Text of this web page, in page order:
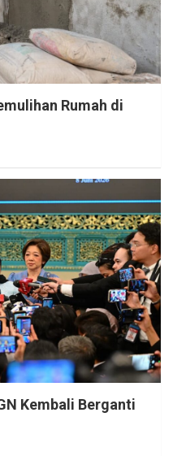
Rumah di
Kembali Berganti